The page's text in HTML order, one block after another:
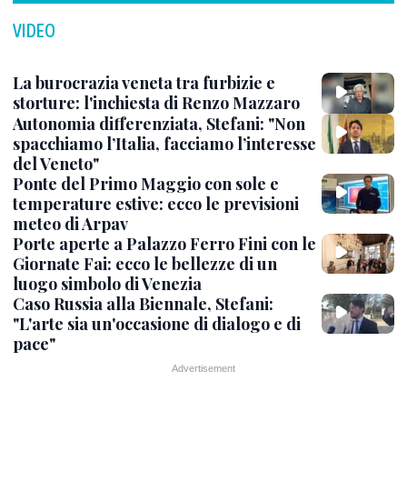
VIDEO
La burocrazia veneta tra furbizie e
storture: l'inchiesta di Renzo Mazzaro
Autonomia differenziata, Stefani: "Non
spacchiamo l’Italia, facciamo l’interesse
del Veneto"
Ponte del Primo Maggio con sole e
temperature estive: ecco le previsioni
meteo di Arpav
Porte aperte a Palazzo Ferro Fini con le
Giornate Fai: ecco le bellezze di un
luogo simbolo di Venezia
Caso Russia alla Biennale, Stefani:
"L'arte sia un'occasione di dialogo e di
pace"